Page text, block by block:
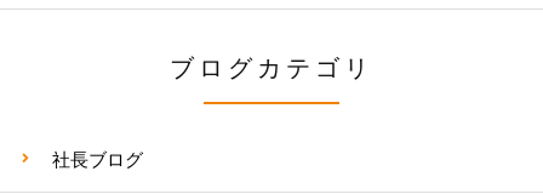
ブログカテゴリ
社長ブログ